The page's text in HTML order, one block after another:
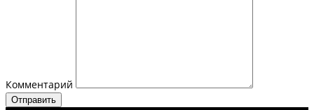
Комментарий
Отправить